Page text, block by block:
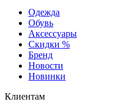
Одежда
Обувь
Аксессуары
Скидки %
Бренд
Новости
Новинки
Клиентам